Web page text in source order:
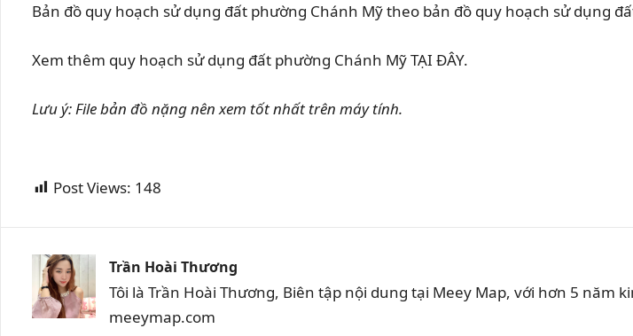
Bản đồ quy hoạch sử dụng đất phường Chánh Mỹ theo bản đồ quy hoạch sử dụng
Xem thêm quy hoạch sử dụng đất phường Chánh Mỹ TẠI ĐÂY.
Lưu ý: File bản đồ nặng nên xem tốt nhất trên máy tính.
Post Views: 148
Trần Hoài Thương
Tôi là Trần Hoài Thương, Biên tập nội dung tại Meey Map, với hơn 5
meeymap.com